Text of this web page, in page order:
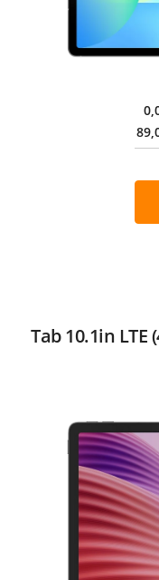
Tab 10.1in LTE